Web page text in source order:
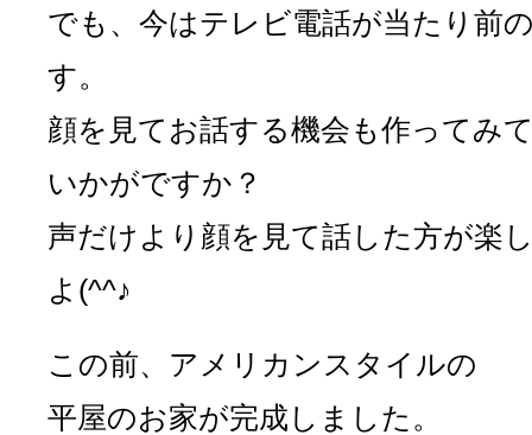
でも、今はテレビ電話が当たり前
す。
顔を見てお話する機会も作ってみ
いかがですか？
声だけより顔を見て話した方が楽
よ(^^♪
この前、アメリカンスタイルの
平屋のお家が完成しました。